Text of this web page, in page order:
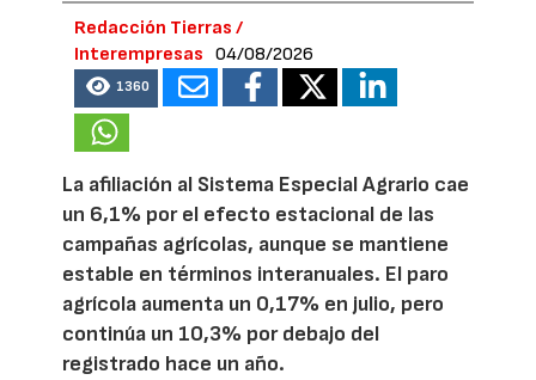
Redacción Tierras /
Interempresas
04/08/2026
1360
La afiliación al Sistema Especial Agrario cae
un 6,1% por el efecto estacional de las
campañas agrícolas, aunque se mantiene
estable en términos interanuales. El paro
agrícola aumenta un 0,17% en julio, pero
continúa un 10,3% por debajo del
registrado hace un año.